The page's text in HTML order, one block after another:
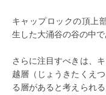
キャップロックの頂上
生した大涌谷の谷の中
さらに注目すべきは、
越層（じょうきたくえ
る層があると考えられ